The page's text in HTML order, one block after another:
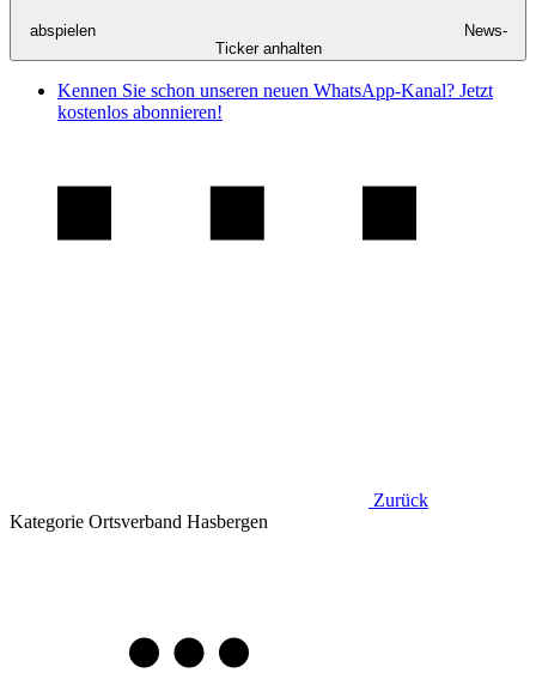
abspielen
News-
Ticker anhalten
Kennen Sie schon unseren neuen WhatsApp-Kanal? Jetzt
kostenlos abonnieren!
Zurück
Kategorie Ortsverband Hasbergen